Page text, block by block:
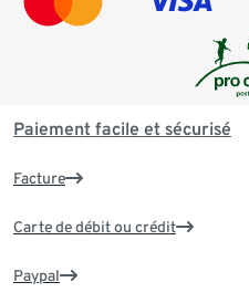
Paiement facile et sécurisé
Facture
Carte de débit ou crédit
Paypal